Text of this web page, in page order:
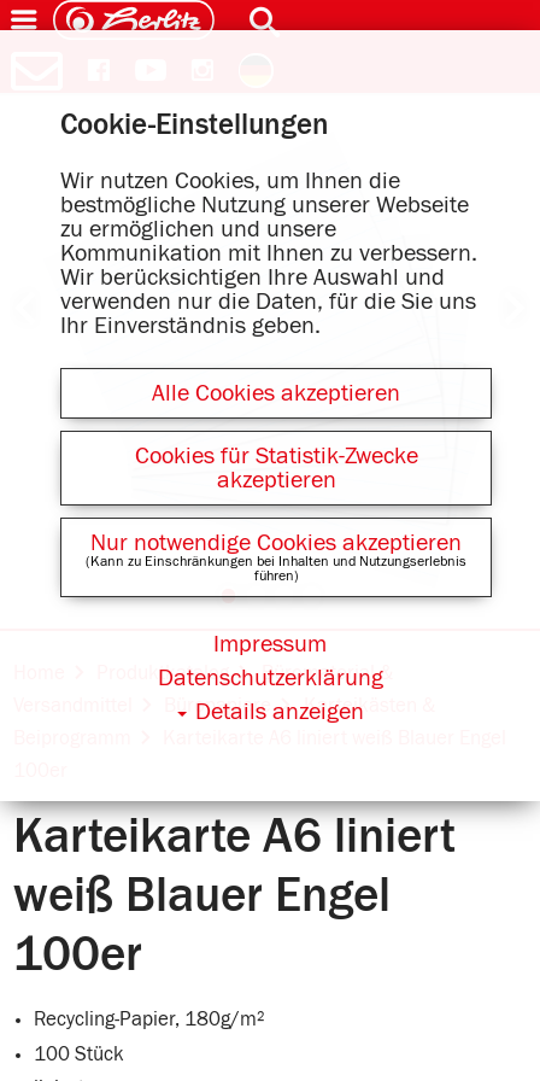
Produktkatalog
Büromaterial &
Büropapiere
Karteikästen &
Karteikarte A6 liniert
weiß Blauer Engel
100er
Recycling-Papier, 180g/m²
100 Stück
Cookie-Einstellungen
Wir nutzen Cookies, um Ihnen die
bestmögliche Nutzung unserer Webseite
zu ermöglichen und unsere
Kommunikation mit Ihnen zu verbessern.
Wir berücksichtigen Ihre Auswahl und
verwenden nur die Daten, für die Sie uns
Ihr Einverständnis geben.
Alle Cookies akzeptieren
Cookies für Statistik-Zwecke
akzeptieren
Nur notwendige Cookies akzeptieren
(Kann zu Einschränkungen bei Inhalten und Nutzungserlebnis
führen)
Details anzeigen
Datenschutzerklärung
Impressum